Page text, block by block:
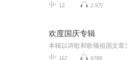
12 2.9万
欢度国庆专辑
167 6788